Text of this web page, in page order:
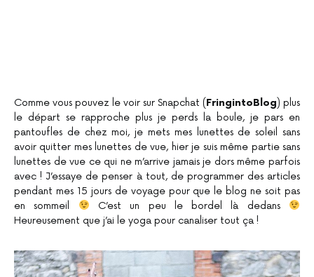
Comme vous pouvez le voir sur Snapchat (FringintoBlog) plus
le départ se rapproche plus je perds la boule, je pars en
pantoufles de chez moi, je mets mes lunettes de soleil sans
avoir quitter mes lunettes de vue, hier je suis même partie sans
lunettes de vue ce qui ne m’arrive jamais je dors même parfois
avec ! J’essaye de penser à tout, de programmer des articles
pendant mes 15 jours de voyage pour que le blog ne soit pas
en sommeil
C’est un peu le bordel là dedans
Heureusement que j’ai le yoga pour canaliser tout ça !